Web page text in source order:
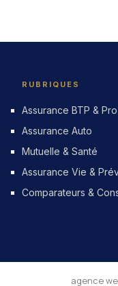
RUBRIQUES
Assurance BTP & Pro
Assurance Auto
Mutuelle & Santé
Assurance Vie &
Comparateurs &
agence